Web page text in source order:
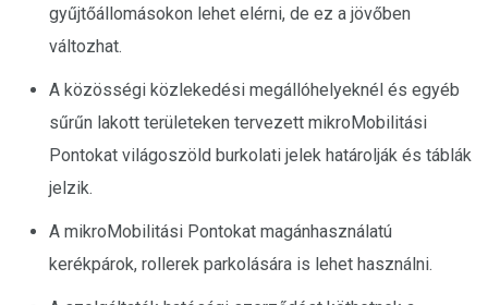
gyűjtőállomásokon lehet elérni, de ez a jövőben
változhat.
A közösségi közlekedési megállóhelyeknél és egyéb
sűrűn lakott területeken tervezett mikroMobilitási
Pontokat világoszöld burkolati jelek határolják és táblák
jelzik.
A mikroMobilitási Pontokat magánhasználatú
kerékpárok, rollerek parkolására is lehet használni.